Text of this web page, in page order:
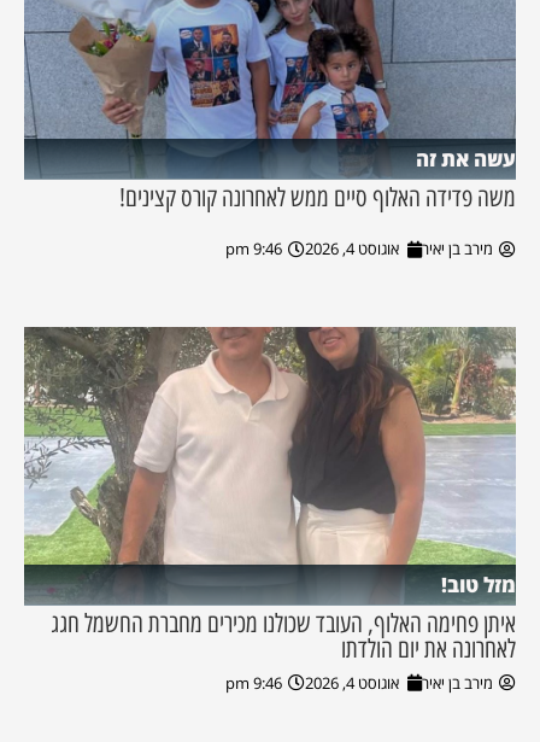
עשה את זה
משה פדידה האלוף סיים ממש לאחרונה קורס קצינים!
מירב בן יאיר אוגוסט 4, 2026 9:46 pm
מזל טוב!
איתן פחימה האלוף, העובד שכולנו מכירים מחברת החשמל חגג
לאחרונה את יום הולדתו
מירב בן יאיר אוגוסט 4, 2026 9:46 pm